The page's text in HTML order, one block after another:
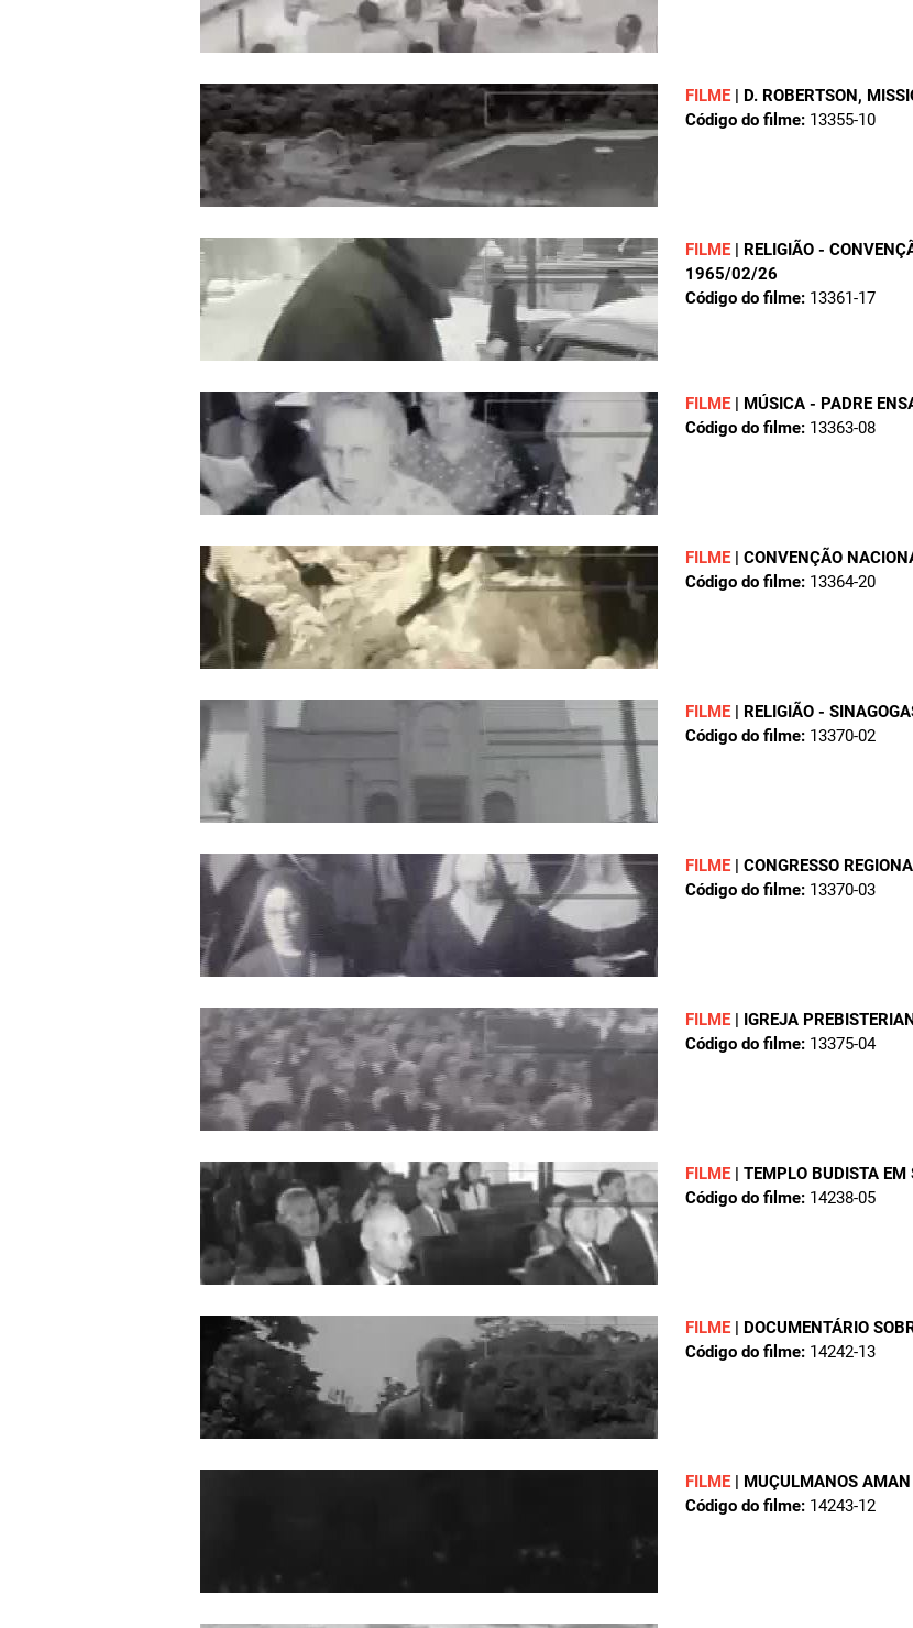
FILME | D. ROBERTSON,
Código do filme: 13355-10
FILME | RELIGIÃO -
1965/02/26
Código do filme: 13361-17
FILME | MÚSICA - PADRE
Código do filme: 13363-08
FILME | CONVENÇÃO
Código do filme: 13364-20
FILME | RELIGIÃO -
Código do filme: 13370-02
FILME | CONGRESSO
Código do filme: 13370-03
FILME | IGREJA
Código do filme: 13375-04
FILME | TEMPLO BUDISTA EM
Código do filme: 14238-05
FILME | DOCUMENTÁRIO
Código do filme: 14242-13
FILME | MUÇULMANOS
Código do filme: 14243-12